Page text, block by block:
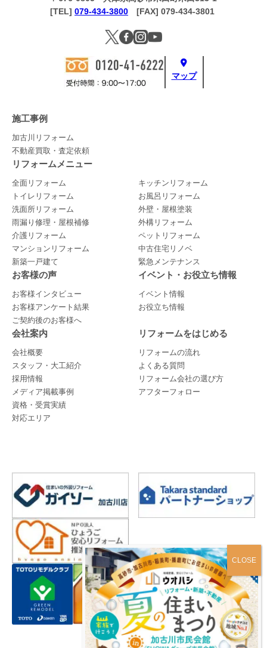
マップ
[TEL] 079-434-3800 [FAX] 079-434-3801
施工事例
加古川リフォーム
不動産買取・査定依頼
リフォームメニュー
全面リフォーム
キッチンリフォーム
トイレリフォーム
お風呂リフォーム
洗面所リフォーム
外壁・屋根塗装
雨漏り修理・屋根補修
外構リフォーム
介護リフォーム
ペットリフォーム
マンションリフォーム
中古住宅リノベ
新築一戸建て
緊急メンテナンス
お客様の声
お客様インタビュー
お客様アンケート結果
ご契約後のお客様へ
イベント・お役立ち情報
イベント情報
お役立ち情報
会社案内
会社概要
スタッフ・大工紹介
採用情報
メディア掲載事例
資格・受賞実績
対応エリア
リフォームをはじめる
リフォームの流れ
よくある質問
リフォーム会社の選び方
アフターフォロー